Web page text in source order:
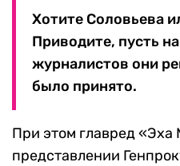
Хотите Соловьева
Приводите, пусть
журналистов они
было принято.
При этом главред
представлении